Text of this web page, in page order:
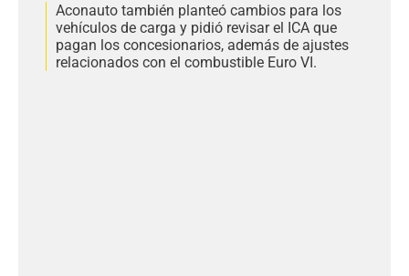
Aconauto también planteó cambios para los
vehículos de carga y pidió revisar el ICA que
pagan los concesionarios, además de ajustes
relacionados con el combustible Euro VI.